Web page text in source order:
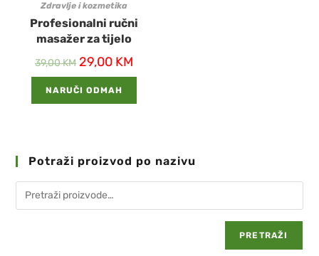
Zdravlje i kozmetika
Profesionalni ručni
masažer za tijelo
39,00KM 29,00 KM
NARUČI ODMAH
Potraži proizvod po nazivu
PRETRAŽI